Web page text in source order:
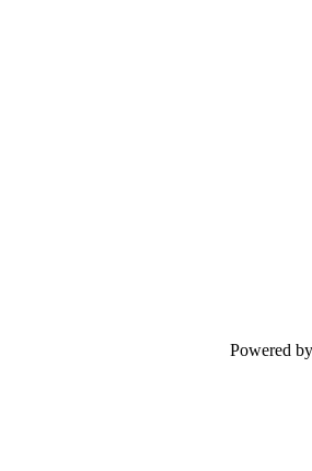
Powered by